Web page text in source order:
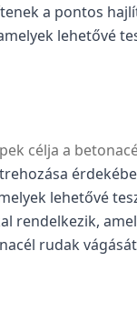
a pontos
lehetővé
célja a
lehetővé
rendelkezik,
rudak